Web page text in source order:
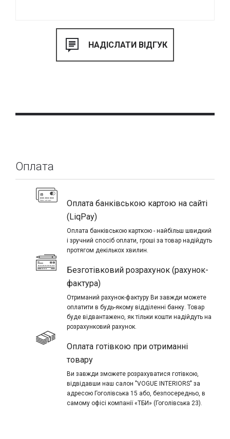
Оплата
Оплата банківською картою на сайті
(LiqPay)
Оплата банківською карткою - найбільш швидкий
і зручний спосіб оплати, гроші за товар надійдуть
протягом декількох хвилин.
Безготівковий розрахунок (рахунок-
фактура)
Отриманий рахунок-фактуру Ви завжди можете
оплатити в будь-якому відділенні банку. Товар
буде відвантажено, як тільки кошти надійдуть на
розрахунковий рахунок.
Оплата готівкою при отриманні
товару
Ви завжди зможете розрахуватися готівкою,
відвідавши наш салон "VOGUE INTERIORS" за
адресою Гоголівська 15 або, безпосередньо, в
самому офісі компанії «ТБИ» (Гоголівська 23).